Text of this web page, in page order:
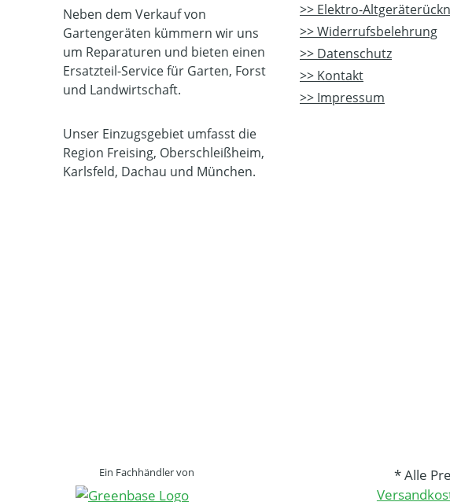
Neben dem Verkauf von
Gartengeräten kümmern wir uns
um Reparaturen und bieten einen
Ersatzteil-Service für Garten, Forst
und Landwirtschaft.
Unser Einzugsgebiet umfasst die
Region Freising, Oberschleißheim,
Karlsfeld, Dachau und München.
Elektro-
Widerrufsbelehrung
Datenschutz
Kontakt
Impressum
Ein Fachhändler von
* Alle